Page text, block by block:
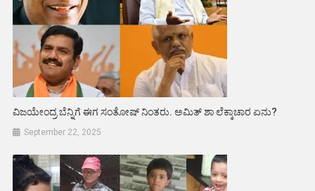
ವಿಜಯೇಂದ್ರ ಬೆನ್ನಿಗೆ ಈಗ ಸಂತೋಷ್ ನಿಂತರು. ಅಮಿತ್ ಶಾ ಲೆಕ್ಕಾಚಾರ ಏನು?
September 22, 2025